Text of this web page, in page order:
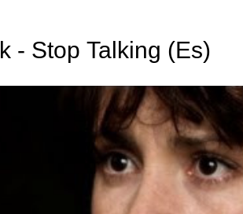
- Stop Talking (Es)